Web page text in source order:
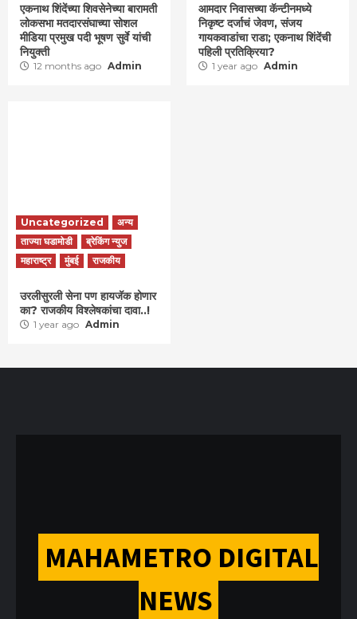
एकनाथ शिंदेंच्या शिवसेनेच्या बारामती
लोकसभा मतदारसंघाच्या सोशल
मीडिया प्रमुख पदी भूषण सुर्वे यांची
नियुक्ती
12 months ago Admin
आमदार निवासच्या कॅन्टीनमध्ये
निकृष्ट दर्जाचं जेवण, संजय
गायकवाडांचा राडा; एकनाथ शिंदेंची
पहिली प्रतिक्रिया?
1 year ago Admin
Uncategorized
अन्य
ताज्या घडामोडी
ब्रेकिंग न्युज
महाराष्ट्र
मुंबई राजकीय
उरलीसुरली सेना पण हायजॅक होणार
का? राजकीय विश्लेषकांचा दावा..!
1 year ago Admin
MAHAMETRO DIGITAL
NEWS